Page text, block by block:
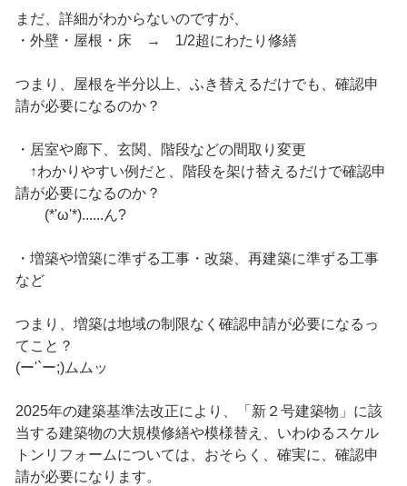
まだ、詳細がわからないのですが、
・外壁・屋根・床 → 1/2超にわたり修繕
つまり、屋根を半分以上、ふき替えるだけでも、確認申
請が必要になるのか？
・居室や廊下、玄関、階段などの間取り変更
↑わかりやすい例だと、階段を架け替えるだけで確認申
請が必要になるのか？
(*'ω'*)......ん?
・増築や増築に準ずる工事・改築、再建築に準ずる工事
など
つまり、増築は地域の制限なく確認申請が必要になるっ
てこと？
(ー'`ー;)ムムッ
2025年の建築基準法改正により、「新２号建築物」に該
当する建築物の大規模修繕や模様替え、いわゆるスケル
トンリフォームについては、おそらく、確実に、確認申
請が必要になります。